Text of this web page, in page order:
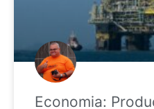
Economia: